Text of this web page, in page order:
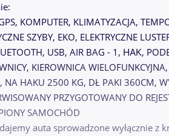
KOMPUTER, KLIMATYZACJA,
SZYBY, EKO, ELEKTRYCZNE
USB, AIR BAG - 1, НАК,
KIEROWNICA
NA HAKU 2500 KG, DŁ PAKI 360CM,
PRZYGOTOWANY DO
SAMOCHÓD
auta sprowadzone wyłącznie z